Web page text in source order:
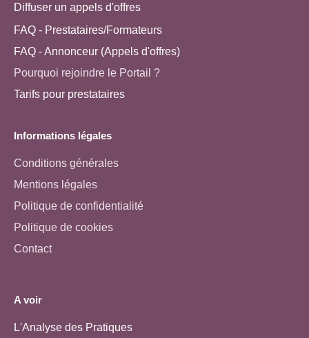
Diffuser un appels d'offres
FAQ - Prestataires/Formateurs
FAQ - Annonceur (Appels d'offres)
Pourquoi rejoindre le Portail ?
Tarifs pour prestataires
Informations légales
Conditions générales
Mentions légales
Politique de confidentialité
Politique de cookies
Contact
A voir
L'Analyse des Pratiques